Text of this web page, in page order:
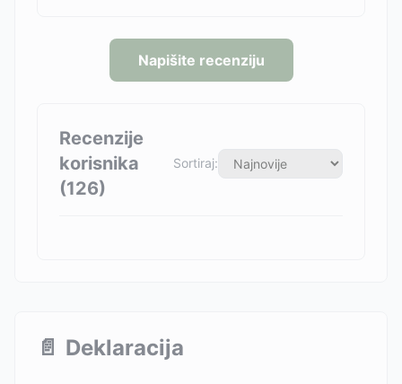
Napišite recenziju
Recenzije
korisnika
(126)
Sortiraj:
📄 Deklaracija